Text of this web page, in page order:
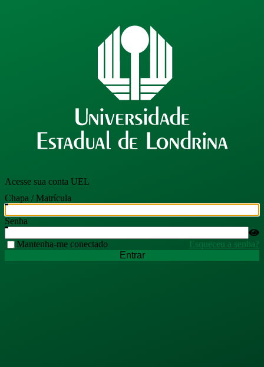
Acesse sua conta UEL
Chapa / Matrícula
Senha
Mantenha-me conectado
Esqueceu a senha?
Entrar